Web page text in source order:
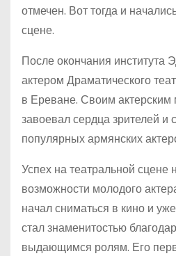
отмечен. Вот тогда и
сцене.
После окончания института
актером Драматического
в Ереване. Своим актерским
завоевал сердца зрителей и
популярных армянских
Успех на театральной сцене
возможности молодого
начал сниматься в кино и
стал знаменитостью
выдающимся ролям. Его